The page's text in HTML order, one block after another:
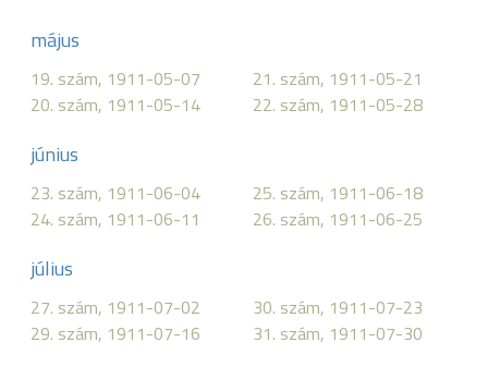
május
19. szám, 1911-05-07
20. szám, 1911-05-14
21. szám, 1911-05-21
22. szám, 1911-05-28
június
23. szám, 1911-06-04
24. szám, 1911-06-11
25. szám, 1911-06-18
26. szám, 1911-06-25
július
27. szám, 1911-07-02
29. szám, 1911-07-16
30. szám, 1911-07-23
31. szám, 1911-07-30